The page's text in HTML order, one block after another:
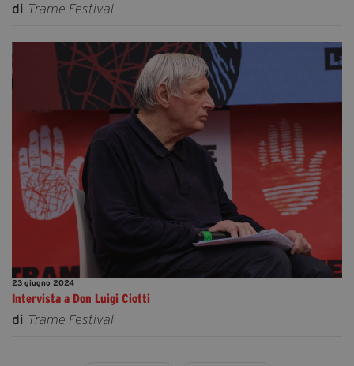
di Trame Festival
23 giugno 2024
Intervista a Don Luigi Ciotti
di Trame Festival